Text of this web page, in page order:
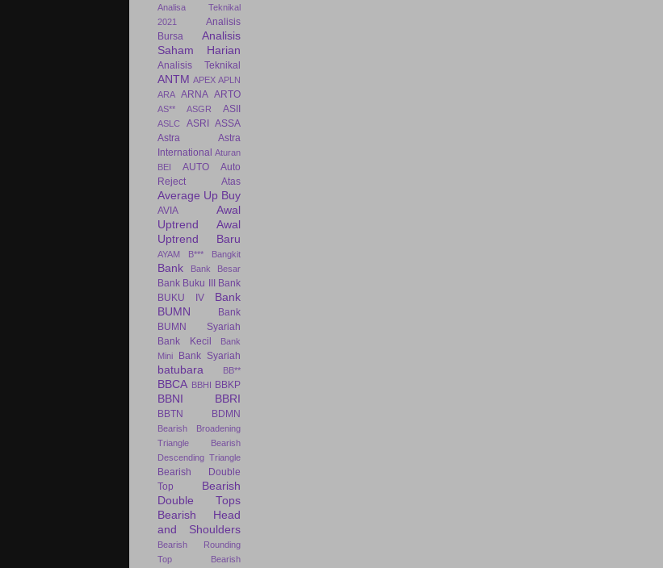
Analisa Teknikal
2021
Analisis
Bursa
Analisis
Saham Harian
Analisis Teknikal
ANTM APEX APLN
ARA ARNA ARTO
AS** ASGR ASII
ASLC ASRI
ASSA
Astra
Astra
International Aturan
BEI
AUTO
Auto
Reject Atas
Average Up Buy
AVIA
Awal
Uptrend
Awal
Uptrend Baru
AYAM B*** Bangkit
Bank Bank Besar
Bank Buku III
Bank
BUKU IV
Bank
BUMN
Bank
BUMN Syariah
Bank Kecil
Bank
Mini
Bank Syariah
batubara BB**
BBCA BBHI BBKP
BBNI BBRI
BBTN BDMN
Bearish Broadening
Triangle
Bearish
Descending Triangle
Bearish Double
Top
Bearish
Double Tops
Bearish Head
and Shoulders
Bearish Rounding
Top
Bearish